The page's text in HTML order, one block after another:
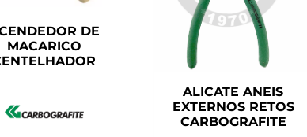
DE
MACARICO
ALICATE ANEIS
EXTERNOS RETOS
CARBOGRAFITE